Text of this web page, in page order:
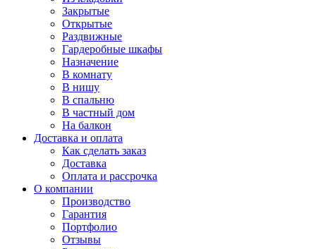
Закрытые
Открытые
Раздвижные
Гардеробные шкафы
Назначение
В комнату
В нишу
В спальню
В частный дом
На балкон
Доставка и оплата
Как сделать заказ
Доставка
Оплата и рассрочка
О компании
Производство
Гарантия
Портфолио
Отзывы